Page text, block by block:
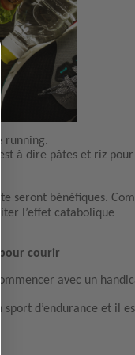
running.
à dire pâtes et riz
seront bénéfiques.
l’effet catabolique
courir
avec un
d’endurance et il